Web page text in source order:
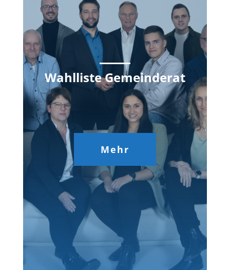
Wahlliste Gemeinderat
Mehr